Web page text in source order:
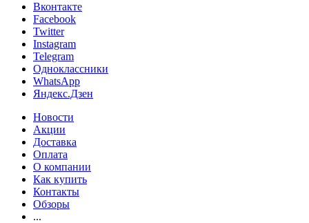
Вконтакте
Facebook
Twitter
Instagram
Telegram
Одноклассники
WhatsApp
Яндекс.Дзен
Новости
Акции
Доставка
Оплата
О компании
Как купить
Контакты
Обзоры
...